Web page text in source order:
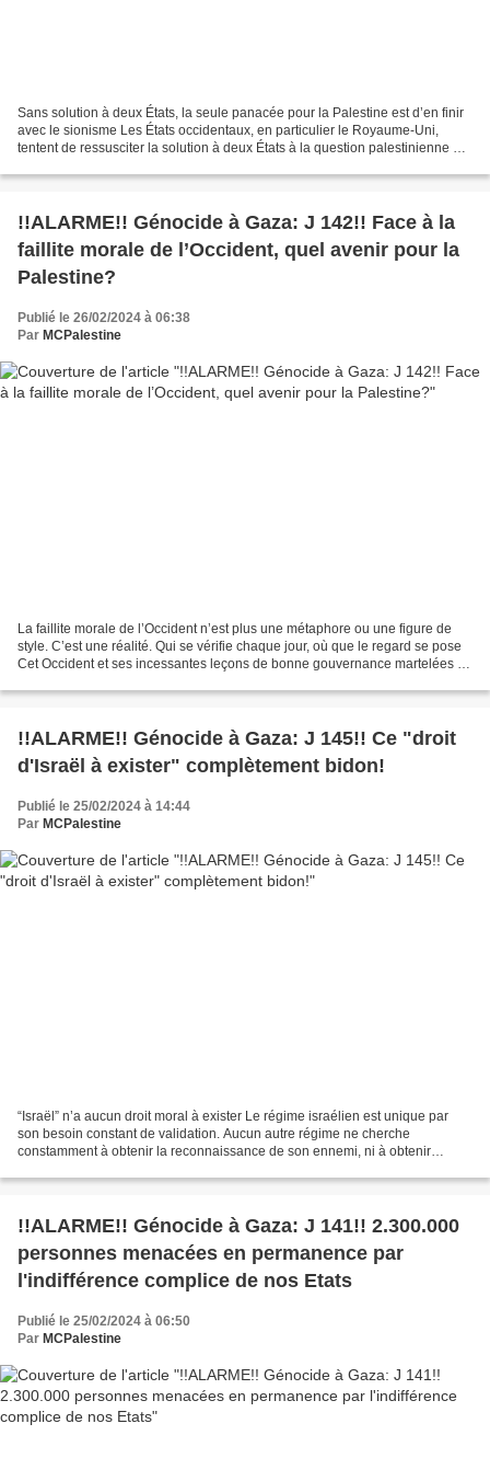
Sans solution à deux États, la seule panacée pour la Palestine est d’en finir
avec le sionisme Les États occidentaux, en particulier le Royaume-Uni,
tentent de ressusciter la solution à deux États à la question palestinienne qui
!!ALARME!! Génocide à Gaza: J 142!! Face à la
faillite morale de l’Occident, quel avenir pour la
Palestine?
Publié le 26/02/2024 à 06:38
Par MCPalestine
La faillite morale de l’Occident n’est plus une métaphore ou une figure de
style. C’est une réalité. Qui se vérifie chaque jour, où que le regard se pose
Cet Occident et ses incessantes leçons de bonne gouvernance martelées à
!!ALARME!! Génocide à Gaza: J 145!! Ce "droit
d'Israël à exister" complètement bidon!
Publié le 25/02/2024 à 14:44
Par MCPalestine
“Israël” n’a aucun droit moral à exister Le régime israélien est unique par
son besoin constant de validation. Aucun autre régime ne cherche
constamment à obtenir la reconnaissance de son ennemi, ni à obtenir
!!ALARME!! Génocide à Gaza: J 141!! 2.300.000
personnes menacées en permanence par
l'indifférence complice de nos Etats
Publié le 25/02/2024 à 06:50
Par MCPalestine